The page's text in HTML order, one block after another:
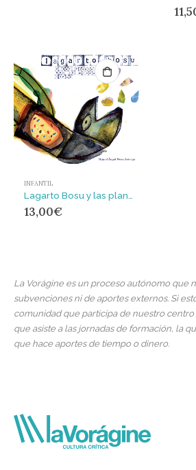
INFANTIL
13,00€
La Vorágine es un proceso autónomo que
subvenciones ni de aportes externos. Si
comunidad que participa de nuestro
que asiste a las jornadas de formación, la
que hace aportes de tiempo o dinero.